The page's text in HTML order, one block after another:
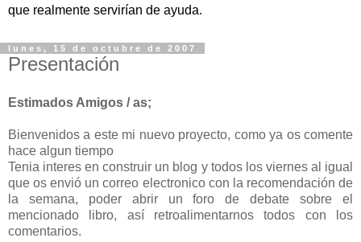
que realmente servirían de ayuda.
lunes, 15 de octubre de 2007
Presentación
Estimados Amigos / as;
Bienvenidos a este mi nuevo proyecto, como ya os comente
hace algun tiempo
Tenia interes en construir un blog y todos los viernes al igual
que os envió un correo electronico con la recomendación de
la semana, poder abrir un foro de debate sobre el
mencionado libro, así retroalimentarnos todos con los
comentarios.